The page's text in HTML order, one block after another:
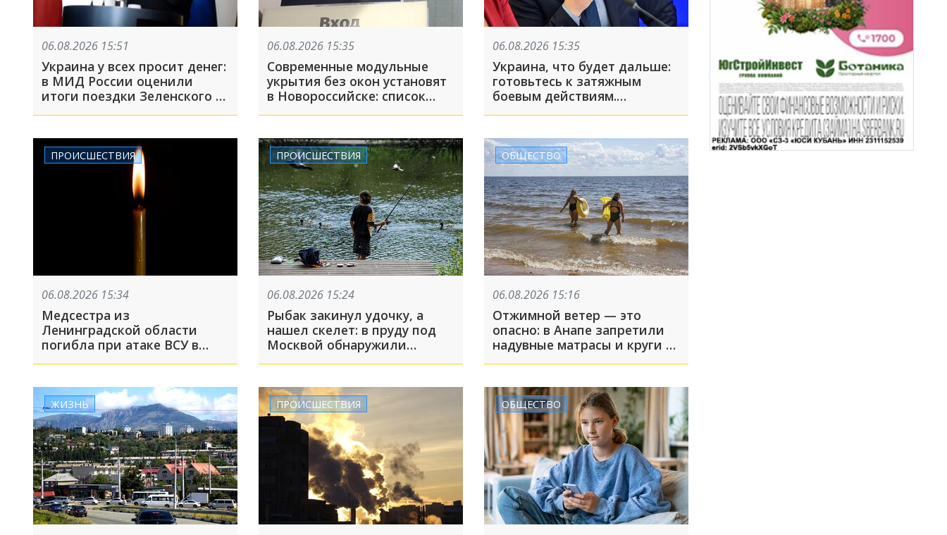
06.08.2026 15:51
Украина у всех просит денег:
в МИД России оценили
итоги поездки Зеленского в
США
06.08.2026 15:35
Современные модульные
укрытия без окон установят
в Новороссийске: список
адресов
06.08.2026 15:35
Украина, что будет дальше:
готовьтесь к затяжным
боевым действиям.
Российский дипломат
СВО
ПРОИСШЕСТВИЯ
06.08.2026 15:34
Медсестра из
Ленинградской области
погибла при атаке ВСУ в
Геленджике
ПРОИСШЕСТВИЯ
06.08.2026 15:24
Рыбак закинул удочку, а
нашел скелет: в пруду под
Москвой обнаружили
машину с пристегнутыми
ОБЩЕСТВО
06.08.2026 15:16
Отжимной ветер — это
опасно: в Анапе запретили
надувные матрасы и круги в
море
ЖИЗНЬ ПРОИСШЕСТВИЯ ОБЩЕСТВО